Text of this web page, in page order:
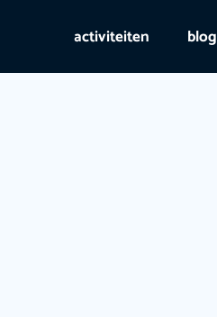
activiteiten blog